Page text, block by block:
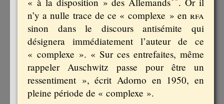
n’y a nulle trace de ce « complexe » en rfa
sinon dans le discours antisémite qui
désignera immédiatement l’auteur de ce
« complexe ». « Sur ces entrefaites, même
rappeler Auschwitz passe pour être un
ressentiment », écrit Adorno en 1950, en
pleine période de « complexe ».